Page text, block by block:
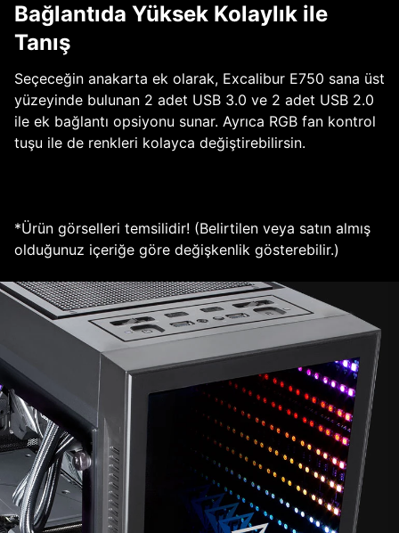
Bağlantıda Yüksek Kolaylık ile
Tanış
Seçeceğin anakarta ek olarak, Excalibur E750 sana üst
yüzeyinde bulunan 2 adet USB 3.0 ve 2 adet USB 2.0
ile ek bağlantı opsiyonu sunar. Ayrıca RGB fan kontrol
tuşu ile de renkleri kolayca değiştirebilirsin.
*Ürün görselleri temsilidir! (Belirtilen veya satın almış
olduğunuz içeriğe göre değişkenlik gösterebilir.)